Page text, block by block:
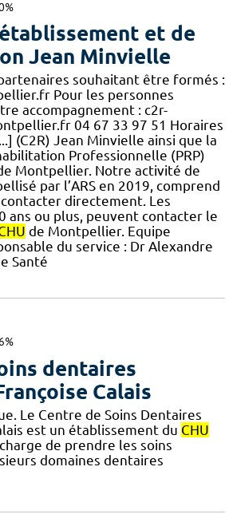
et de
Jean Minvielle
souhaitant être formés :
Pour les personnes
accompagnement : c2r-
04 67 33 97 51 Horaires
(C2R) Jean Minvielle ainsi que la
Professionnelle (PRP)
Montpellier. Notre activité de
par l’ARS en 2019, comprend
contacter directement. Les
ans ou plus, peuvent contacter le
de Montpellier. Equipe
du service : Dr Alexandre
Santé
dentaires
Calais
Le Centre de Soins Dentaires
est un établissement du CHU
de prendre les soins
domaines dentaires